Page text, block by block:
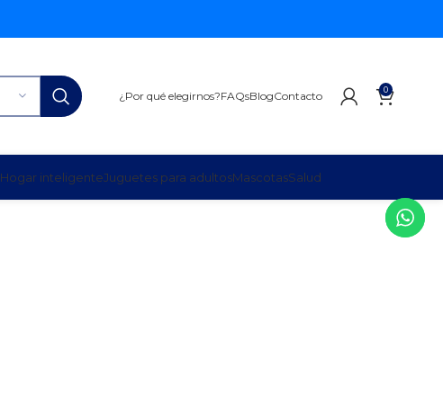
¿Por qué elegirnos?FAQsBlogContacto 0
Hogar inteligenteJuguetes para adultosMascotasSalud